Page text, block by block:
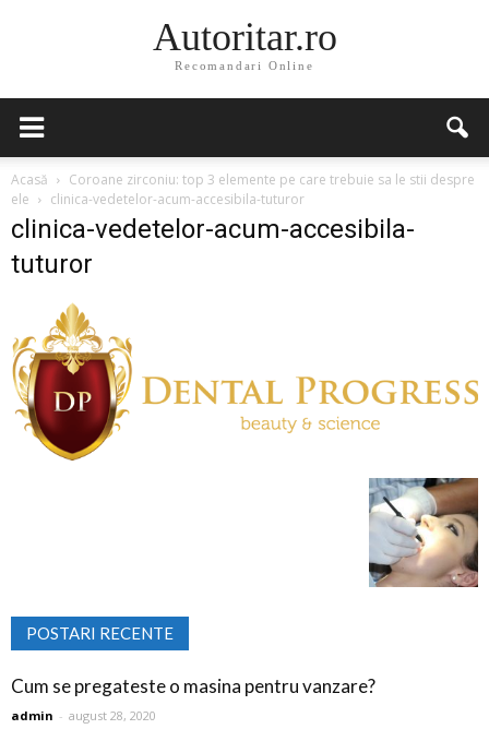
Autoritar.ro
Recomandari Online
Acasă
Coroane zirconiu: top 3 elemente pe care trebuie sa le stii despre
ele
clinica-vedetelor-acum-accesibila-tuturor
clinica-vedetelor-acum-accesibila-
tuturor
POSTARI RECENTE
Cum se pregateste o masina pentru vanzare?
admin - august 28, 2020